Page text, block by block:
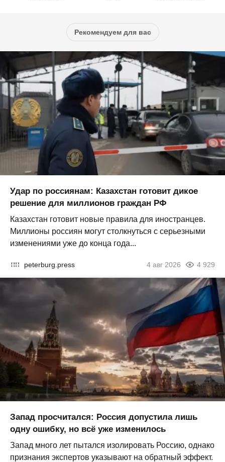
Рекомендуем для вас
Удар по россиянам: Казахстан готовит дикое
решение для миллионов граждан РФ
Казахстан готовит новые правила для иностранцев.
Миллионы россиян могут столкнуться с серьезными
изменениями уже до конца года...
peterburg.press 4 авг 2026 4 929
Запад просчитался: Россия допустила лишь
одну ошибку, но всё уже изменилось
Запад много лет пытался изолировать Россию, однако
признания экспертов указывают на обратный эффект.